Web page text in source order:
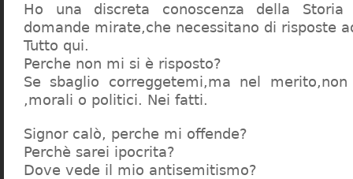
Ho una discreta conoscenza della
domande mirate,che necessitano di risposte
Tutto qui.
Perche non mi si è risposto?
Se sbaglio correggetemi,ma nel
,morali o politici. Nei fatti.
Signor calò, perche mi offende?
Perchè sarei ipocrita?
Dove vede il mio antisemitismo?